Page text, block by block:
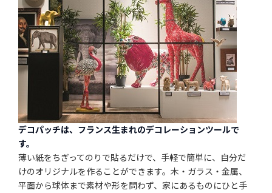
デコパッチは、フランス生まれのデコレーションツールで
す。
薄い紙をちぎってのりで貼るだけで、手軽で簡単に、自分だ
けのオリジナルを作ることができます。木・ガラス・金属、
平面から球体まで素材や形を問わず、家にあるものにひと手